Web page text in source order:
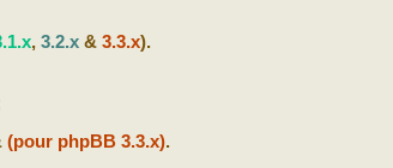
, 3.2.x& 3.3.x).
(pour phpBB 3.3.x).